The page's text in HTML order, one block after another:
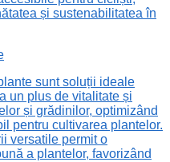
și sustenabilitatea în
sunt soluții ideale
un plus de vitalitate și
și grădinilor, optimizând
pentru cultivarea plantelor.
versatile permit o
a plantelor, favorizând